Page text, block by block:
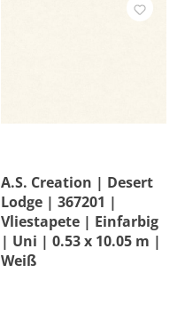
A.S. Creation | Desert
Lodge | 367201 |
Vliestapete | Einfarbig
| Uni | 0.53 x 10.05 m |
Weiß